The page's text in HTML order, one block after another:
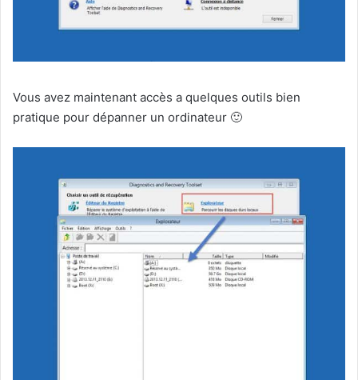
Vous avez maintenant accès a quelques outils bien
pratique pour dépanner un ordinateur 🙂